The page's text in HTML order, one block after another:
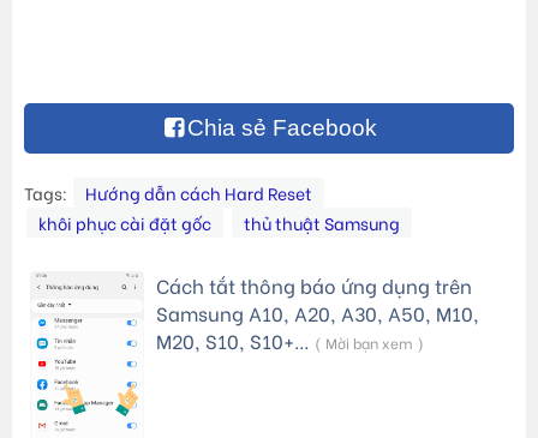
Chia sẻ Facebook
Tags:
Hướng dẫn cách Hard Reset
khôi phục cài đặt gốc
thủ thuật Samsung
Cách tắt thông báo ứng dụng trên
Samsung A10, A20, A30, A50, M10,
M20, S10, S10+… ( Mời bạn xem )